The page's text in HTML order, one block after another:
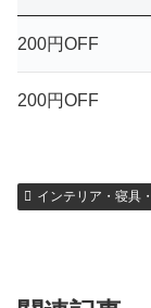
200円OFF
200円OFF
インテリア・寝具